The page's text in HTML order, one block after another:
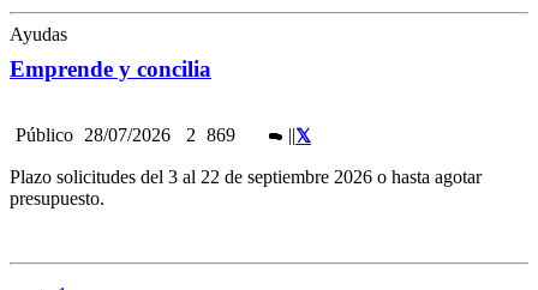
Ayudas
Emprende y concilia
Público 28/07/2026 2 869 ||
Plazo solicitudes del 3 al 22 de septiembre 2026 o hasta agotar
presupuesto.